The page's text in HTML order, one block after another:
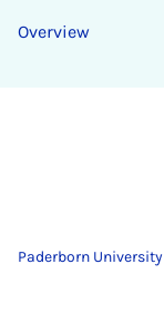
Overview
Paderborn University